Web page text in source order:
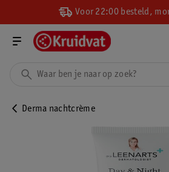
Voor 22:00 besteld,
Derma nachtcrème